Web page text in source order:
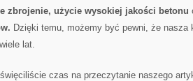
zbrojenie, użycie wysokiej‌ jakości betonu
Dzięki temu, możemy być pewni, że nasza
lat.
czas na⁢ przeczytanie naszego